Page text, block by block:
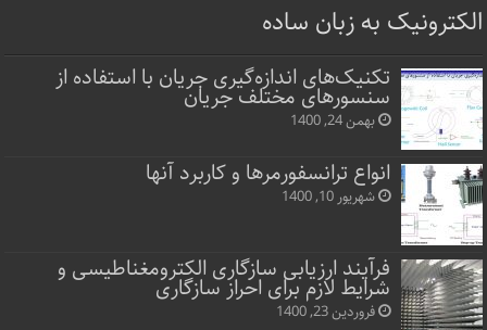
الکترونیک به زبان ساده
تکنیک‌های اندازه‌گیری جریان با استفاده از
سنسورهای مختلف جریان
بهمن 24, 1400
انواع ترانسفورمرها و کاربرد آنها
شهریور 10, 1400
فرآیند ارزیابی سازگاری الکترومغناطیسی و
شرایط لازم برای احراز سازگاری
فروردین 23, 1400